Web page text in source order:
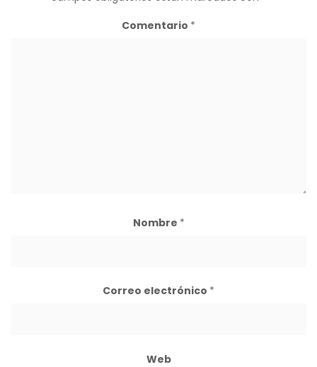
Comentario *
Nombre *
Correo electrónico *
Web